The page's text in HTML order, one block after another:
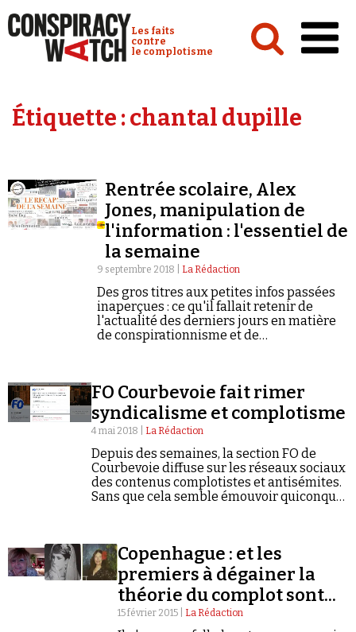
Conspiracy Watch :
Les faits
contre
le complotisme
Analyses
Vidéos
Émissions
Revues de presse
Newsletter
Faire un don
Demander à Vera
Étiquette :chantal dupille
Rentrée scolaire, Alex
Jones, manipulation de
l'information : l'essentiel de
la semaine
9 septembre 2018 | La Rédaction
Des gros titres aux petites infos passées
inaperçues : ce qu'il fallait retenir de
l'actualité des derniers jours en matière
de conspirationnisme et de
FO Courbevoie fait rimer
syndicalisme et complotisme
4 mai 2018 | La Rédaction
Depuis des semaines, la section FO de
Courbevoie diffuse sur les réseaux sociaux
des contenus complotistes et antisémites.
Sans que cela semble émouvoir quiconque
Copenhague : et les
premiers à dégainer la
théorie du complot sont...
15 février 2015 | La Rédaction